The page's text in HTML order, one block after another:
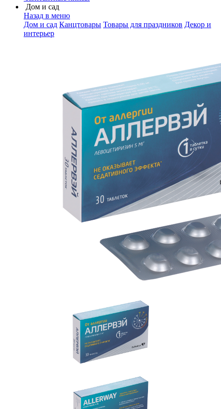
Дом и сад
Назад в меню
Дом и сад Канцтовары Товары для праздников Декор и
интерьер